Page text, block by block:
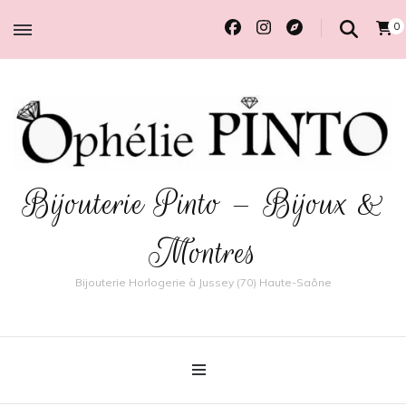
0
Bijouterie Pinto – Bijoux &
Montres
Bijouterie Horlogerie à Jussey (70) Haute-Saône